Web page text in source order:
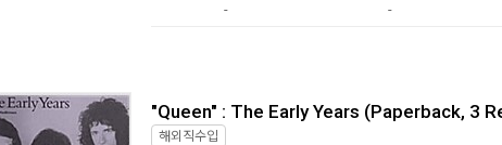
- -
"Queen" : The Early Years (Paperback, 3
해외직수입